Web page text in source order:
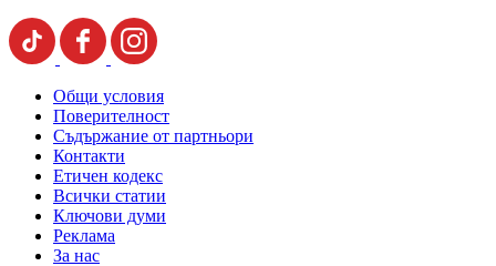
Общи условия
Поверителност
Съдържание от партньори
Контакти
Етичен кодекс
Всички статии
Ключови думи
Реклама
За нас